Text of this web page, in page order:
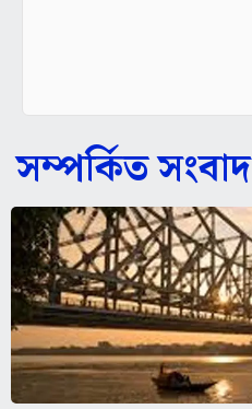
সম্পর্কিত সংবাদ